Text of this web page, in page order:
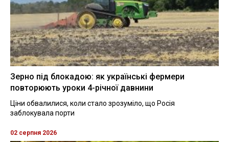
Зерно під блокадою: як українські фермери
повторюють уроки 4-річної давнини
Ціни обвалилися, коли стало зрозуміло, що Росія
заблокувала порти
02 серпня 2026